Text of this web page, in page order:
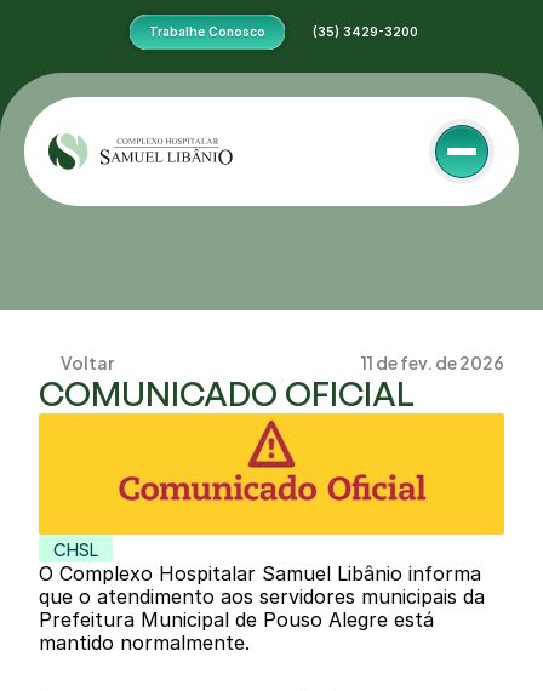
Trabalhe Conosco (35) 3429-3200
Voltar 11 de fev. de 2026
COMUNICADO OFICIAL
CHSL
O Complexo Hospitalar Samuel Libânio informa
que o atendimento aos servidores municipais da
Prefeitura Municipal de Pouso Alegre está
mantido normalmente.